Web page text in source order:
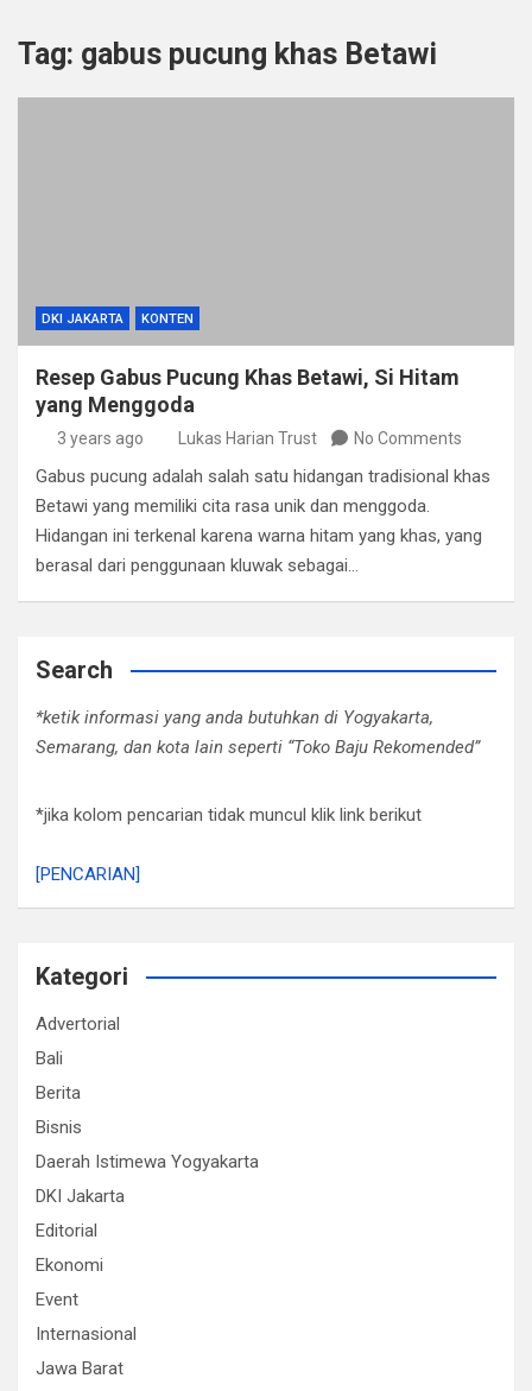
Tag: gabus pucung khas Betawi
DKI JAKARTA KONTEN
Resep Gabus Pucung Khas Betawi, Si Hitam
yang Menggoda
3 years ago Lukas Harian Trust No Comments
Gabus pucung adalah salah satu hidangan tradisional khas
Betawi yang memiliki cita rasa unik dan menggoda.
Hidangan ini terkenal karena warna hitam yang khas, yang
berasal dari penggunaan kluwak sebagai…
Search
*ketik informasi yang anda butuhkan di Yogyakarta,
Semarang, dan kota lain seperti “Toko Baju Rekomended”
*jika kolom pencarian tidak muncul klik link berikut
[PENCARIAN]
Kategori
Advertorial
Bali
Berita
Bisnis
Daerah Istimewa Yogyakarta
DKI Jakarta
Editorial
Ekonomi
Event
Internasional
Jawa Barat